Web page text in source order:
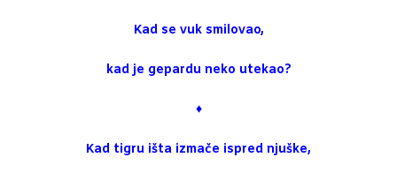
Kad se vuk smilovao,
kad je gepardu neko utekao?
♦
Kad tigru išta izmače ispred njuške,